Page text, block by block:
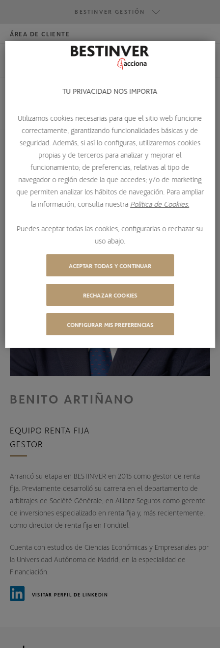
BESTINVER GESTIÓN
BESTINVER SECURITIES
ÁREA DE CLIENTE
BENITO ARTIÑANO
EQUIPO RENTA FIJA
GESTOR
Arrancó su etapa en BESTINVER en 2015 como gestor de renta
fija. Previamente desarrolló su carrera en el departamento de
arbitrajes de Société Générale, en Allianz Seguros como gerente
de inversiones especializado en renta fija y, más recientemente,
como director de renta fija en Fonditel.
Cuenta con estudios de Ciencias Económicas y Empresariales por
la Universidad Autónoma de Madrid, en la especialidad de
Financiación.
VISITAR PERFIL DE LINKEDIN
TU PRIVACIDAD NOS IMPORTA
Utilizamos cookies necesarias para que el sitio web funcione
correctamente, garantizando funcionalidades básicas y de
seguridad. Además, si así lo configuras, utilizaremos cookies
propias y de terceros para analizar y mejorar el
funcionamiento; de preferencias, relativas al tipo de
navegador o región desde la que accedes; y/o de marketing
que permiten analizar los hábitos de navegación. Para ampliar
la información, consulta nuestra Política de Cookies.
Puedes aceptar todas las cookies, configurarlas o rechazar su
uso abajo.
CONFIGURAR MIS PREFERENCIAS
RECHAZAR COOKIES
ACEPTAR TODAS Y CONTINUAR